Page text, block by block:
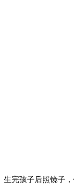
生完孩子后照镜子